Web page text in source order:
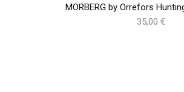
MORBERG by Orrefors
35,00 €